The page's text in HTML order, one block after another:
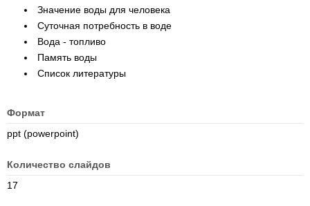
Значение воды для человека
Суточная потребность в воде
Вода - топливо
Память воды
Список литературы
Формат
ppt (powerpoint)
Количество слайдов
17